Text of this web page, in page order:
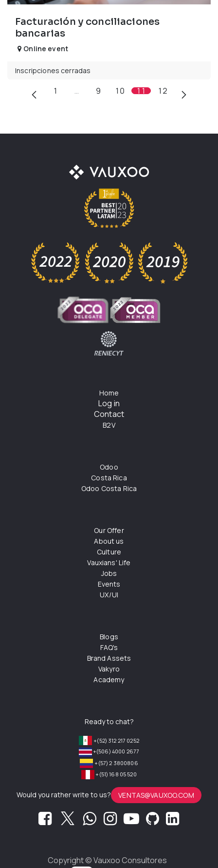
Facturación y conciliaciones
bancarias
Online event
Inscripciones cerradas
1 … 9 10 11 12
Home
Log in
Contact
B2V
Odoo
Costa Rica
Odoo Costa Rica
Our Offer
About us
Culture
Vauxians' Life
Jobs
Events
UX/UI
Blogs
FAQ's
Brand Assets
Vakyro
Academy
Ready to chat?
+(52) 312 217 0252
+(506) 4000 2677
+(57) 2 3800806
+(51) 168 05 520
Would you rather write to us? VENTAS@VAUXOO.COM
Copyright ©Vauxoo Consultores